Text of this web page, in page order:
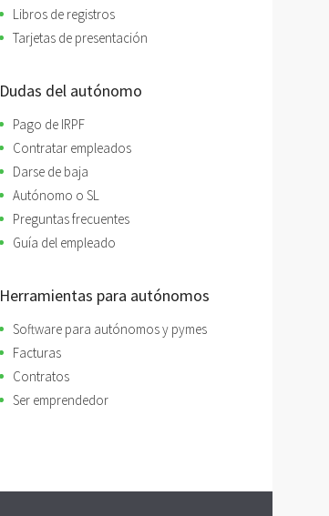
Libros de registros
Tarjetas de presentación
Dudas del autónomo
Pago de IRPF
Contratar empleados
Darse de baja
Autónomo o SL
Preguntas frecuentes
Guía del empleado
Herramientas para autónomos
Software para autónomos y pymes
Facturas
Contratos
Ser emprendedor